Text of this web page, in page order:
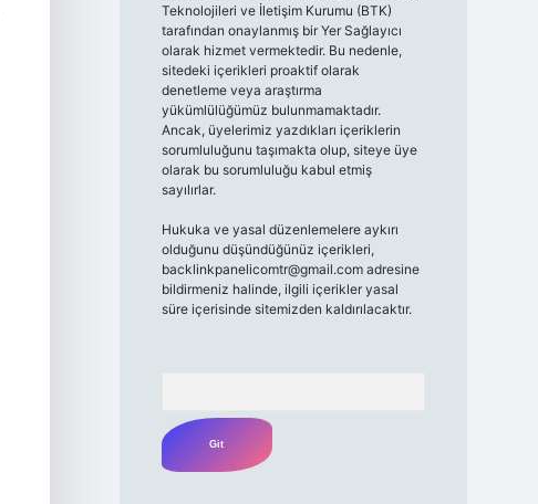
Teknolojileri ve İletişim Kurumu (BTK)
tarafından onaylanmış bir Yer Sağlayıcı
olarak hizmet vermektedir. Bu nedenle,
sitedeki içerikleri proaktif olarak
denetleme veya araştırma
yükümlülüğümüz bulunmamaktadır.
Ancak, üyelerimiz yazdıkları içeriklerin
sorumluluğunu taşımakta olup, siteye üye
olarak bu sorumluluğu kabul etmiş
sayılırlar.
Hukuka ve yasal düzenlemelere aykırı
olduğunu düşündüğünüz içerikleri,
backlinkpanelicomtr@gmail.comadresine
bildirmeniz halinde, ilgili içerikler yasal
süre içerisinde sitemizden kaldırılacaktır.